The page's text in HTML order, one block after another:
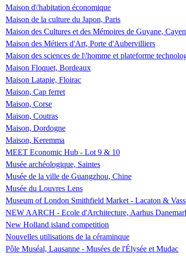
Maison d\'habitation économique
Maison de la culture du Japon, Paris
Maison des Cultures et des Mémoires de Guyane,
Maison des Métiers d'Art, Porte d'Aubervilliers
Maison des sciences de l\'homme et plateforme
Maison Floquet, Bordeaux
Maison Latapie, Floirac
Maison, Cap ferret
Maison, Corse
Maison, Coutras
Maison, Dordogne
Maison, Keremma
MEET Economic Hub - Lot 9 & 10
Musée archéologique, Saintes
Musée de la ville de Guangzhou, Chine
Musée du Louvres Lens
Museum of London Smithfield Market - Lacaton &
NEW AARCH - Ecole d'Architecture, Aarhus
New Holland island competition
Nouvelles utilisations de la céraminque
Pôle Muséal, Lausanne - Musées de l'Élysée et Mudac